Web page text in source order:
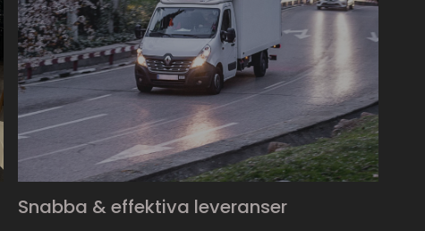
Snabba & effektiva leveranser